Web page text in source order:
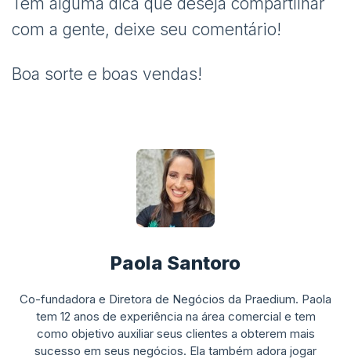
com a gente, deixe seu comentário!
Boa sorte e boas vendas!
Paola Santoro
Co-fundadora e Diretora de Negócios da Praedium. Paola
tem 12 anos de experiência na área comercial e tem
como objetivo auxiliar seus clientes a obterem mais
sucesso em seus negócios. Ela também adora jogar